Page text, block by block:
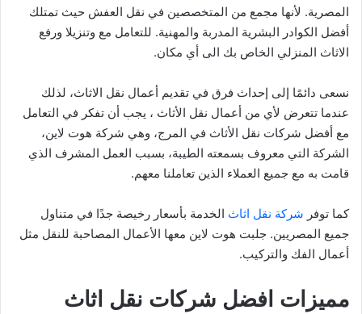
المصرية. لأنها مجمع من المتخصصين في نقل العفش حيث تمتلك
أفضل الكوادر البشرية المدربة والمهنية. للتعامل مع وتنزيلا ورفع
الاثاث المنزلي الخاص بك الى أي مكان.
نسعى دائمًا إلى إحداث فرق في تقديم أعمال نقل الاثاث، لذلك
عندما تتعرض لأي من أعمال نقل الأثاث ، يجب أن تفكر في التعامل
مع أفضل شركات نقل الأثاث في المرج، وهي شركة هوت لاين،
الشركة التي معروف بسمعته الطيبة، بسبب العمل المشرف الذي
قامت به مع جميع العملاء الذين تعاملنا معهم.
كما توفر شركة نقل اثاث الخدمة بأسعار رخيصة جدًا في متناول
جميع المصريين. جلبت هوت لاين معها الأعمال المصاحبة للنقل مثل
أعمال الفك والتركيب.
مميزات افضل شركات نقل اثاث